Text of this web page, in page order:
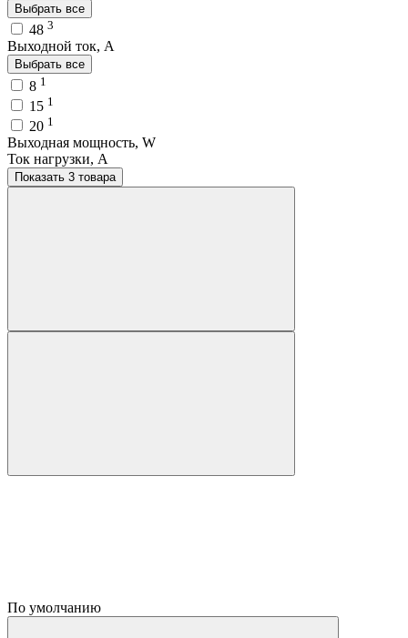
Выбрать все
48 3
Выходной ток, A
Выбрать все
8 1
15 1
20 1
Выходная мощность, W
Ток нагрузки, A
Показать 3 товара
По умолчанию